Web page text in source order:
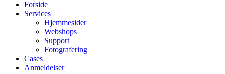
Forside
Services
Hjemmesider
Webshops
Support
Fotografering
Cases
Anmeldelser